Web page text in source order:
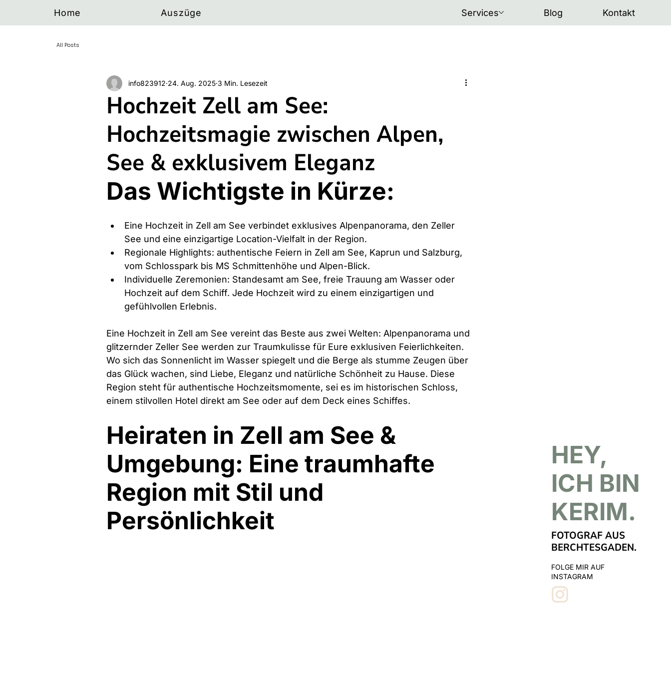
Home Auszüge Services Blog Kontakt
All Posts
Hochzeit Zell am See:
Hochzeitsmagie zwischen Alpen,
See & exklusivem Eleganz
info823912 24. Aug. 2025 3 Min. Lesezeit
Das Wichtigste in Kürze:
Eine Hochzeit in Zell am See verbindet exklusives Alpenpanorama, den Zeller
See und eine einzigartige Location-Vielfalt in der Region.
Regionale Highlights: authentische Feiern in Zell am See, Kaprun und Salzburg,
vom Schlosspark bis MS Schmittenhöhe und Alpen-Blick.
Individuelle Zeremonien: Standesamt am See, freie Trauung am Wasser oder
Hochzeit auf dem Schiff. Jede Hochzeit wird zu einem einzigartigen und
gefühlvollen Erlebnis.
Eine Hochzeit in Zell am See vereint das Beste aus zwei Welten: Alpenpanorama und
glitzernder Zeller See werden zur Traumkulisse für Eure exklusiven Feierlichkeiten.
Wo sich das Sonnenlicht im Wasser spiegelt und die Berge als stumme Zeugen über
das Glück wachen, sind Liebe, Eleganz und natürliche Schönheit zu Hause. Diese
Region steht für authentische Hochzeitsmomente, sei es im historischen Schloss,
einem stilvollen Hotel direkt am See oder auf dem Deck eines Schiffes.
Heiraten in Zell am See &
Umgebung: Eine traumhafte
Region mit Stil und
Persönlichkeit
HEY,
ICH BIN
KERIM.
FOTOGRAF AUS
BERCHTESGADEN.
FOLGE MIR AUF
INSTAGRAM